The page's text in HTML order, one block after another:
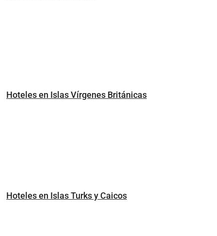
Hoteles en Islas Vírgenes Británicas
Hoteles en Islas Turks y Caicos